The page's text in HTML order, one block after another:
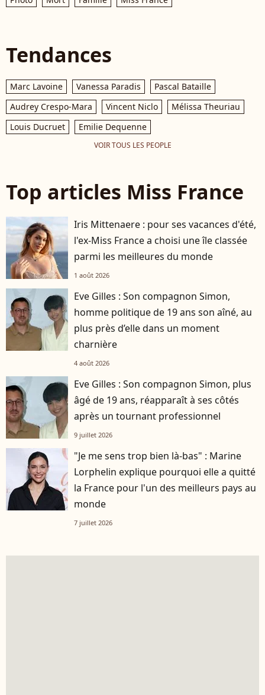
Tendances
Marc Lavoine Vanessa Paradis
Pascal Bataille
Audrey Crespo-Mara
Vincent Niclo
Mélissa Theuriau
Louis Ducruet
Emilie Dequenne
VOIR TOUS LES PEOPLE
Top articles Miss France
Iris Mittenaere : pour ses vacances d'été,
l'ex-Miss France a choisi une île classée
parmi les meilleures du monde
1 août 2026
Eve Gilles : Son compagnon Simon,
homme politique de 19 ans son aîné, au
plus près d’elle dans un moment
charnière
4 août 2026
Eve Gilles : Son compagnon Simon, plus
âgé de 19 ans, réapparaît à ses côtés
après un tournant professionnel
9 juillet 2026
"Je me sens trop bien là-bas" : Marine
Lorphelin explique pourquoi elle a quitté
la France pour l'un des meilleurs pays au
monde
7 juillet 2026